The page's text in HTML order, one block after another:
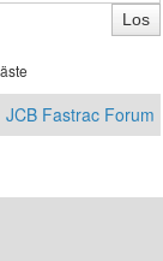
JCB Fastrac Forum